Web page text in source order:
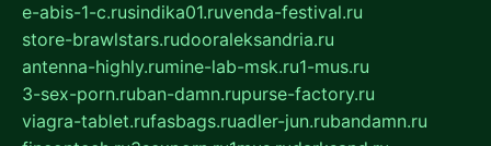
e-abis-1-c.rusindika01.ruvenda-festival.ru
store-brawlstars.rudooraleksandria.ru
antenna-highly.rumine-lab-msk.ru1-mus.ru
3-sex-porn.ruban-damn.rupurse-factory.ru
viagra-tablet.rufasbags.ruadler-jun.rubandamn.ru